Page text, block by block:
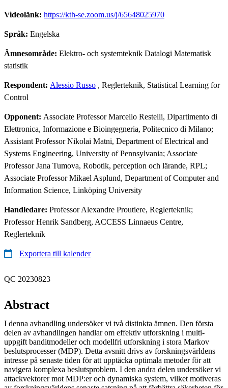
Videolänk: https://kth-se.zoom.us/j/65648025970
Språk: Engelska
Ämnesområde: Elektro- och systemteknik Datalogi Matematisk
statistik
Respondent: Alessio Russo , Reglerteknik, Statistical Learning for
Control
Opponent: Associate Professor Marcello Restelli, Dipartimento di
Elettronica, Informazione e Bioingegneria, Politecnico di Milano;
Assistant Professor Nikolai Matni, Department of Electrical and
Systems Engineering, University of Pennsylvania; Associate
Professor Jana Tumova, Robotik, perception och lärande, RPL;
Associate Professor Mikael Asplund, Department of Computer and
Information Science, Linköping University
Handledare: Professor Alexandre Proutiere, Reglerteknik;
Professor Henrik Sandberg, ACCESS Linnaeus Centre,
Reglerteknik
Exportera till kalender
QC 20230823
Abstract
I denna avhandling undersöker vi två distinkta ämnen. Den första
delen av avhandlingen handlar om effektiv utforskning i multi-
uppgift banditmodeller och modellfri utforskning i stora Markov
beslutsprocesser (MDP). Detta avsnitt drivs av forskningsvärldens
intresse på senaste tiden för att upptäcka optimala metoder för att
navigera komplexa beslutsproblem. I den andra delen undersöker vi
attackvektorer mot MDP:er och dynamiska system, vilket motiveras